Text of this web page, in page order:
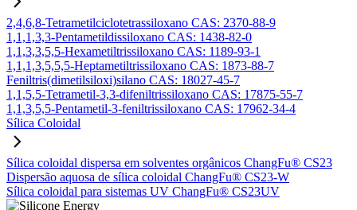
2,4,6,8-Tetrametilciclotetrassiloxano CAS: 2370-88-9
1,1,1,3,3-Pentametildissiloxano CAS: 1438-82-0
1,1,3,3,5,5-Hexametiltrissiloxano CAS: 1189-93-1
1,1,1,3,5,5,5-Heptametiltrissiloxano CAS: 1873-88-7
Feniltris(dimetilsiloxi)silano CAS: 18027-45-7
1,1,5,5-Tetrametil-3,3-difeniltrissiloxano CAS: 17875-55-7
1,1,3,5,5-Pentametil-3-feniltrissiloxano CAS: 17962-34-4
Sílica Coloidal
Sílica coloidal dispersa em solventes orgânicos ChangFu® CS23
Dispersão aquosa de sílica coloidal ChangFu® CS23-W
Sílica coloidal para sistemas UV ChangFu® CS23UV